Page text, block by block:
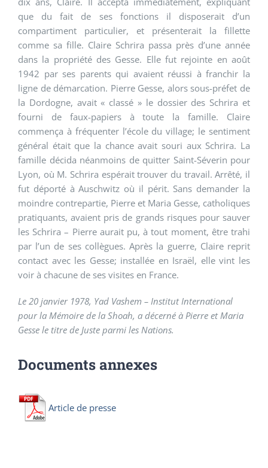
que du fait de ses fonctions il disposerait d’un
compartiment particulier, et présenterait la fillette
comme sa fille. Claire Schrira passa près d’une année
dans la propriété des Gesse. Elle fut rejointe en août
1942 par ses parents qui avaient réussi à franchir la
ligne de démarcation. Pierre Gesse, alors sous-préfet de
la Dordogne, avait « classé » le dossier des Schrira et
fourni de faux-papiers à toute la famille. Claire
commença à fréquenter l’école du village; le sentiment
général était que la chance avait souri aux Schrira. La
famille décida néanmoins de quitter Saint-Séverin pour
Lyon, où M. Schrira espérait trouver du travail. Arrêté, il
fut déporté à Auschwitz où il périt. Sans demander la
moindre contrepartie, Pierre et Maria Gesse, catholiques
pratiquants, avaient pris de grands risques pour sauver
les Schrira – Pierre aurait pu, à tout moment, être trahi
par l’un de ses collègues. Après la guerre, Claire reprit
contact avec les Gesse; installée en Israël, elle vint les
voir à chacune de ses visites en France.
Le 20 janvier 1978, Yad Vashem – Institut International
pour la Mémoire de la Shoah, a décerné à Pierre et Maria
Gesse le titre de Juste parmi les Nations.
Documents annexes
Article de presse